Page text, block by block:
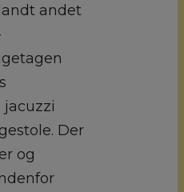
andet
jacuzzi
Der
og